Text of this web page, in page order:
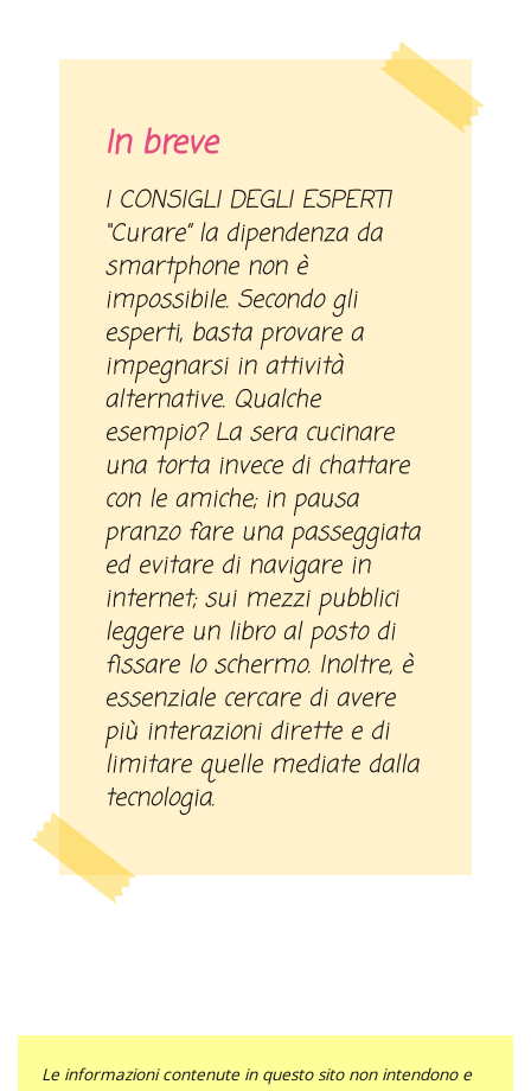
In breve
I CONSIGLI DEGLI ESPERTI
“Curare” la dipendenza da
smartphone non è
impossibile. Secondo gli
esperti, basta provare a
impegnarsi in attività
alternative. Qualche
esempio? La sera cucinare
una torta invece di chattare
con le amiche; in pausa
pranzo fare una passeggiata
ed evitare di navigare in
internet; sui mezzi pubblici
leggere un libro al posto di
fissare lo schermo. Inoltre, è
essenziale cercare di avere
più interazioni dirette e di
limitare quelle mediate dalla
tecnologia.
Le informazioni contenute in questo sito non intendono e